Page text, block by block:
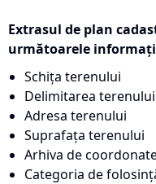
Extrasul de plan
următoarele
Schița terenului
Delimitarea
Adresa terenului
Suprafața terenului
Arhiva de
Categoria de